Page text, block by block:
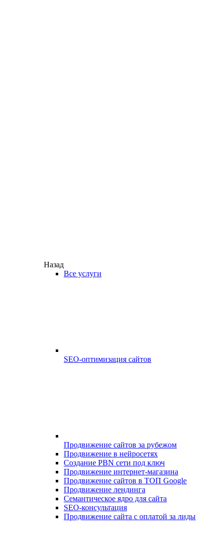
Назад
Все услуги
SEO-оптимизация сайтов
Продвижение сайтов за рубежом
Продвижение в нейросетях
Создание PBN сети под ключ
Продвижение интернет-магазина
Продвижение сайтов в ТОП Google
Продвижение лендинга
Семантическое ядро для сайта
SEO-консультация
Продвижение сайта с оплатой за лиды